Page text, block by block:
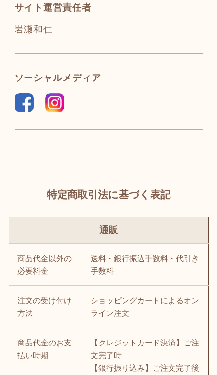
サイト運営責任者
岩瀬和仁
ソーシャルメディア
特定商取引法に基づく表記
通販
商品代金以外の
必要料金
送料・銀行振込手数料・代引き
手数料
注文の受け付け
方法
ショッピングカートによるオン
ライン注文
商品代金のお支
払い時期
【クレジットカード決済】ご注
文完了時
【銀行振り込み】ご注文完了後